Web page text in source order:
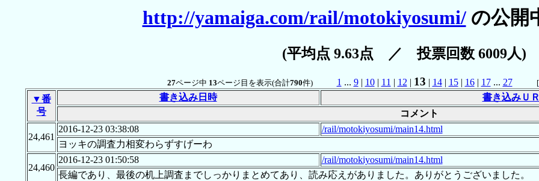
http://yamaiga.com/rail/motokiyosumi/の公開
(平均点 9.63点 ／ 投票回数 6009人)
27ページ中 13ページ目を表示(合計790件) 1 ... 9| 10| 11 | 12 | 13 | 14| 15| 16| 17... 27 [
▼番
号
書き込み日時
書き込みＵ
コメント
24,461
2016-12-23 03:38:08
/rail/motokiyosumi/main14.html
ヨッキの調査力相変わらずすげーわ
24,460
2016-12-23 01:50:58
/rail/motokiyosumi/main14.html
長編であり、最後の机上調査までしっかりまとめてあり、読み応えがありました。ありがとうございました。